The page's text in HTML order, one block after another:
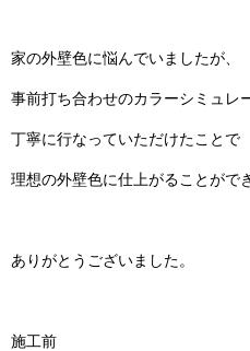
家の外壁色に悩んでいましたが、
事前打ち合わせのカラーシミュレ
丁寧に行なっていただけたことで
理想の外壁色に仕上がることがで
ありがとうございました。
施工前